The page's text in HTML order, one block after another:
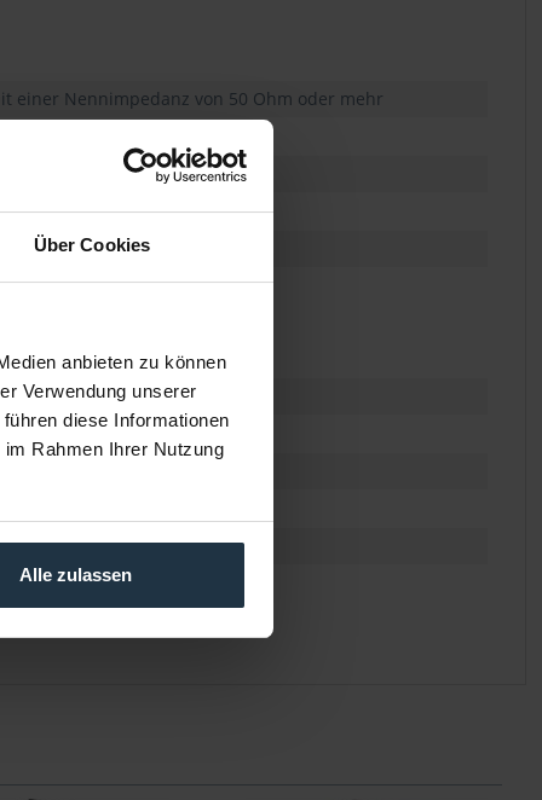
Über Cookies
anbieten zu können
Verwendung unserer
diese Informationen
Rahmen Ihrer Nutzung
Alle zulassen
einer Nennimpedanz von 50 Ohm oder mehr